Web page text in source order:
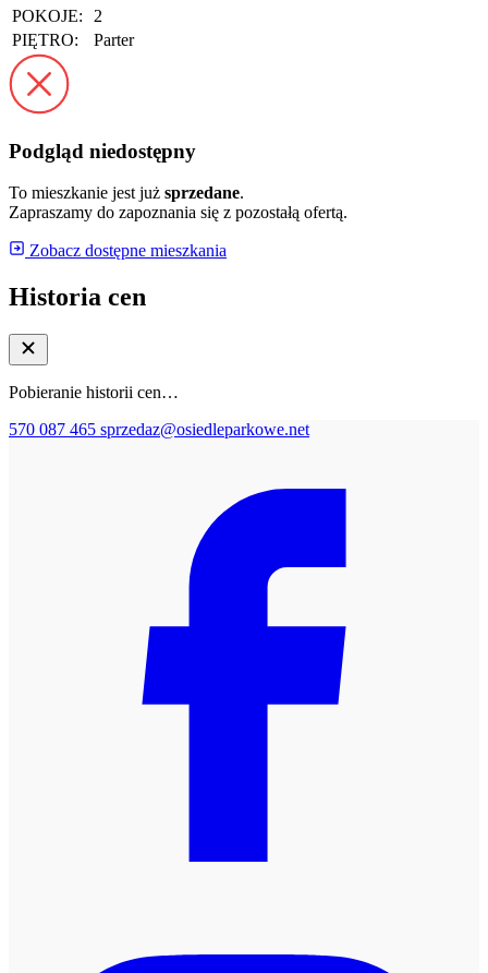
POKOJE:
2
PIĘTRO:
Parter
Podgląd niedostępny
To mieszkanie jest już sprzedane.
Zapraszamy do zapoznania się z pozostałą ofertą.
Zobacz dostępne mieszkania
Historia cen
Pobieranie historii cen…
570 087 465 sprzedaz@osiedleparkowe.net